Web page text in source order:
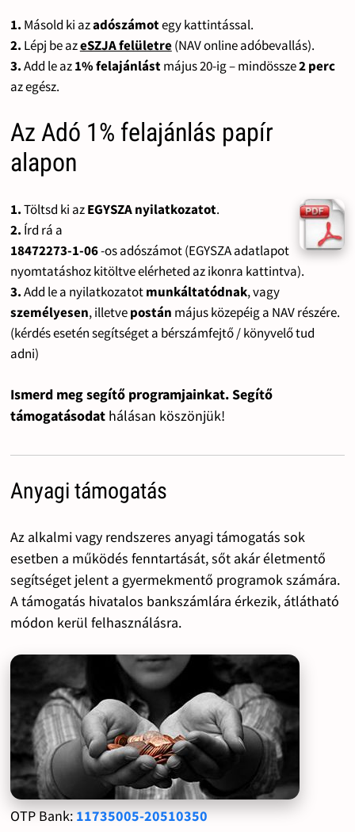
1. Másold ki azadószámotegy kattintással.
2. Lépj be azeSZJA felületre(NAV online adóbevallás).
3.Add le az1% felajánlástmájus 20-ig – mindössze2 perc
az egész.
Az Adó 1% felajánlás papír
alapon
1.Töltsd ki azEGYSZA nyilatkozatot.
2. Írd rá a
18472273-1-06-os adószámot (EGYSZA adatlapot
nyomtatáshoz kitöltve elérheted az ikonra kattintva).
3.Add le a nyilatkozatotmunkáltatódnak, vagy
személyesen, illetvepostán május közepéig a NAV részére.
(kérdés esetén segítséget a bérszámfejtő / könyvelő tud
adni)
Ismerd meg segítő programjainkat. Segítő
támogatásodat hálásan köszönjük!
Anyagi támogatás
Az alkalmi vagy rendszeres anyagi támogatás sok
esetben a működés fenntartását, sőt akár életmentő
segítséget jelent a gyermekmentő programok számára.
A támogatás hivatalos bankszámlára érkezik, átlátható
módon kerül felhasználásra.
OTP Bank: 11735005-20510350